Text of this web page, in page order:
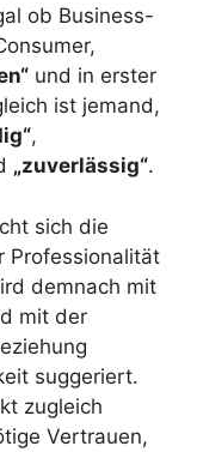
ob Business-
und in erster
ist jemand,
,
„zuverlässig“.
sich die
Professionalität
demnach mit
mit der
suggeriert.
zugleich
Vertrauen,